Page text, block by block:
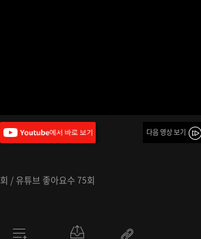
다음 영상 보기
회 / 유튜브 좋아요수 75회